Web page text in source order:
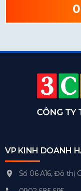
VP KINH DOANH
Số 06 A16, Đô thị